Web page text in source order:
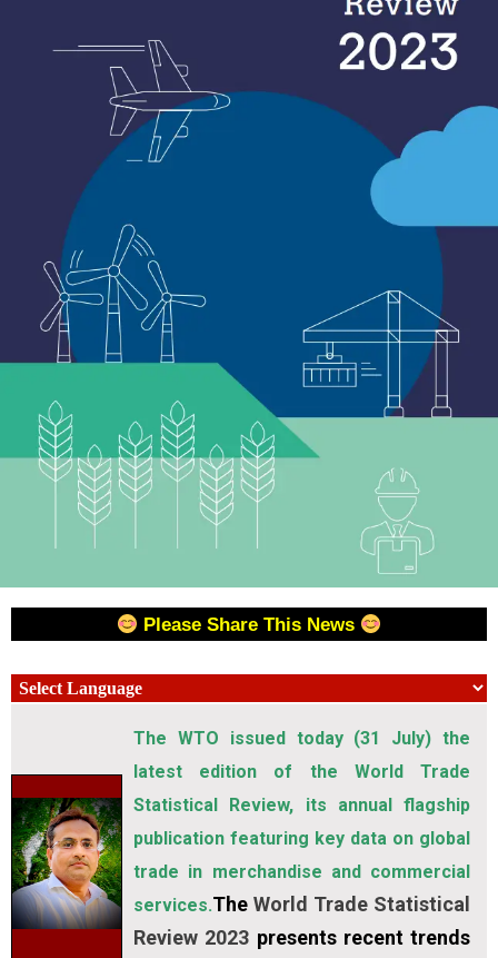
Please Share This News
The WTO issued today (31 July) the
latest edition of the World Trade
Statistical Review, its annual flagship
publication featuring key data on global
trade in merchandise and commercial
services.The World Trade Statistical
Review 2023 presents recent trends